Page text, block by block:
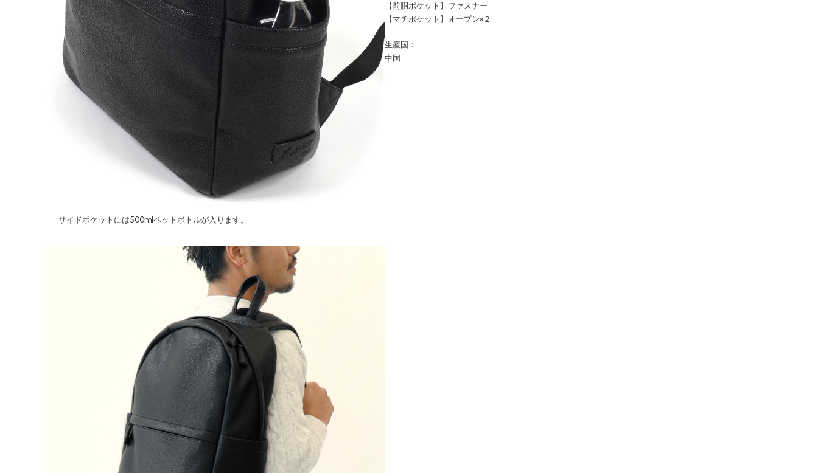
サイドポケットには500mlペットボトルが入ります。
【前胴ポケット】ファスナー
【マチポケット】オープン×２
生産国：
中国